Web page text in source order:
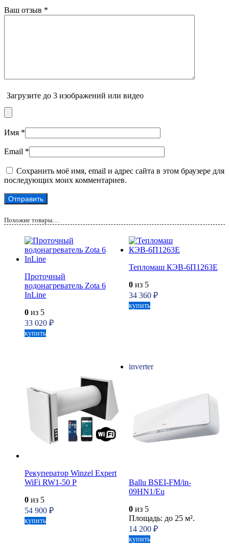
Ваш отзыв *
Загрузите до 3 изображений или видео
Имя *
Email *
Сохранить моё имя, email и адрес сайта в этом браузере для
последующих моих комментариев.
Похожие товары…
Проточный
водонагреватель Zota 6
InLine
0 из 5
33 020 ₽
купить
Тепломаш КЭВ-6П1263Е
0из 5
34 360 ₽
купить
Рекуператор Winzel Expert
WiFi RW1-50 P
0 из 5
54 900 ₽
купить
inverter
Ballu BSEI-FM/in-
09HN1/Eu
0из 5
Площадь: до 25 м².
14 200 ₽
купить